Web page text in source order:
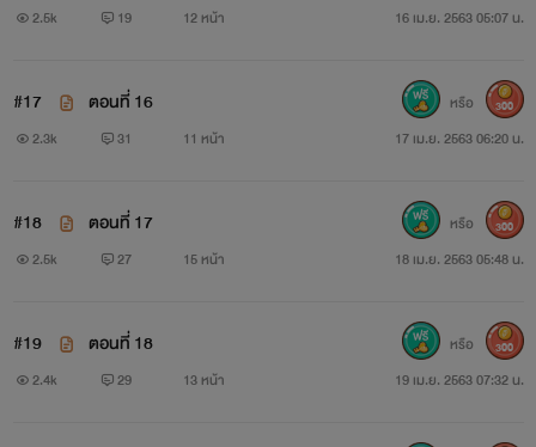
2.5k 19 12 หน้า 16 เม.ย. 2563 05:07 น.
#17 ตอนที่ 16
2.3k 31 11 หน้า 17 เม.ย. 2563 06:20 น.
หรือ 300
#18 ตอนที่ 17
2.5k 27 15 หน้า 18 เม.ย. 2563 05:48 น.
หรือ 300
#19 ตอนที่ 18
2.4k 29 13 หน้า 19 เม.ย. 2563 07:32 น.
หรือ 300